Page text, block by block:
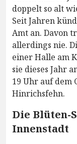
doppelt so alt
Seit Jahren
Amt an. Davon
allerdings nie.
einer Halle am
sie dieses Jahr
19 Uhr auf dem
Hinrichsfehn.
Die Blüten-
Innenstadt